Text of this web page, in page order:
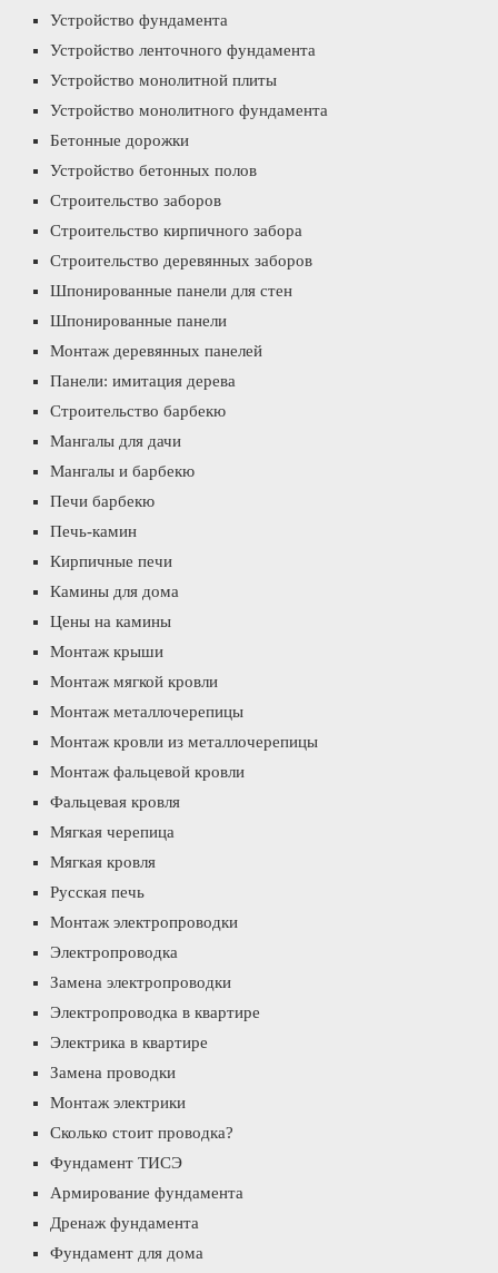
Устройство фундамента
Устройство ленточного фундамента
Устройство монолитной плиты
Устройство монолитного фундамента
Бетонные дорожки
Устройство бетонных полов
Строительство заборов
Строительство кирпичного забора
Строительство деревянных заборов
Шпонированные панели для стен
Шпонированные панели
Монтаж деревянных панелей
Панели: имитация дерева
Строительство барбекю
Мангалы для дачи
Мангалы и барбекю
Печи барбекю
Печь-камин
Кирпичные печи
Камины для дома
Цены на камины
Монтаж крыши
Монтаж мягкой кровли
Монтаж металлочерепицы
Монтаж кровли из металлочерепицы
Монтаж фальцевой кровли
Фальцевая кровля
Мягкая черепица
Мягкая кровля
Русская печь
Монтаж электропроводки
Электропроводка
Замена электропроводки
Электропроводка в квартире
Электрика в квартире
Замена проводки
Монтаж электрики
Сколько стоит проводка?
Фундамент ТИСЭ
Армирование фундамента
Дренаж фундамента
Фундамент для дома